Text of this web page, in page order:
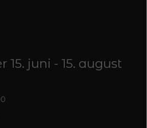
15. juni - 15. august